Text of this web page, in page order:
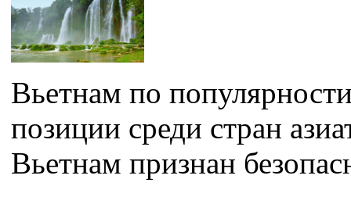
Вьетнам по
позиции среди стран
Вьетнам признан